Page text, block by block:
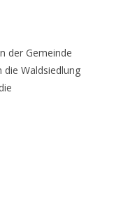
der Gemeinde
Waldsiedlung